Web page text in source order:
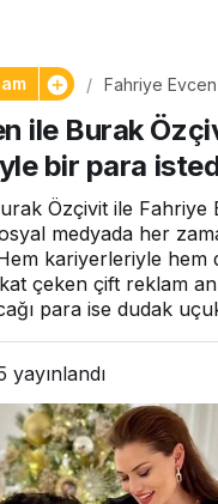
Fahriye
para istedi ki…
ile Burak
bir para
Özçivit ile Fahriye
medyada her
kariyerleriyle hem
çeken çift reklam
para ise dudak
yayınlandı